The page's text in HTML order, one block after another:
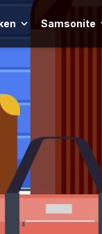
Samsonite